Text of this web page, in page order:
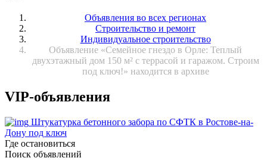
Объявления во всех регионах
Строительство и ремонт
Индивидуальное строительство
Объявление «Семейное гнездо в Орле: Теплый
двухэтажный дом 150 м² с террасой и гаражом. Строим
под ключ!» находится в архиве
VIP-объявления
Штукатурка бетонного забора по СФТК в Ростове-на-
Дону под ключ
Где остановиться
Поиск объявлений